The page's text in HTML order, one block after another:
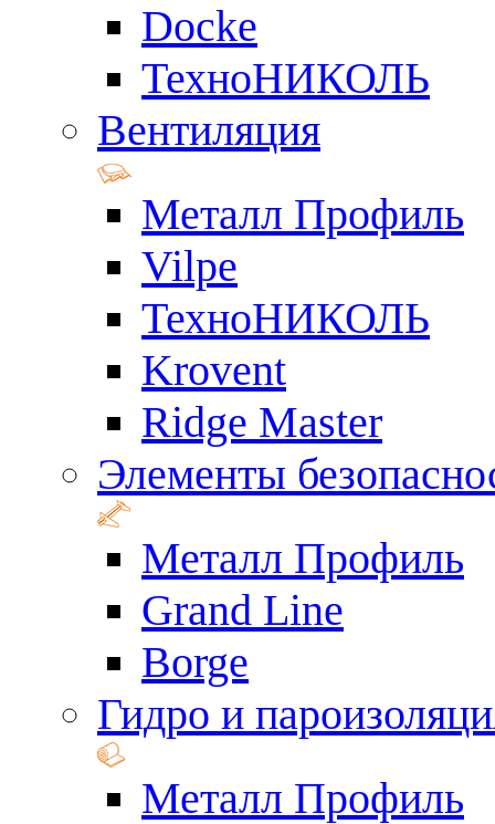
Docke
ТехноНИКОЛЬ
Вентиляция
Металл Профиль
Vilpe
ТехноНИКОЛЬ
Krovent
Ridge Master
Элементы
Металл Профиль
Grand Line
Borge
Гидро и
Металл Профиль